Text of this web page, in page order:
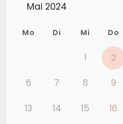
Mai 2024
Mo Di Mi Do
1 2
6 7 8 9
13 14 15 16